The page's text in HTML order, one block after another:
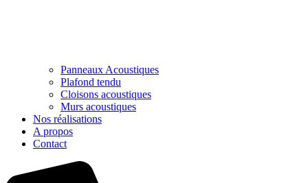
Panneaux Acoustiques
Plafond tendu
Cloisons acoustiques
Murs acoustiques
Nos réalisations
A propos
Contact